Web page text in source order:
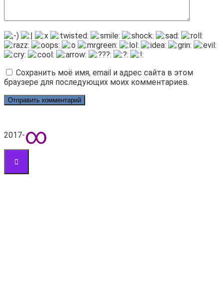
Сохранить моё имя, email и адрес сайта в этом
браузере для последующих моих комментариев.
2017-∞